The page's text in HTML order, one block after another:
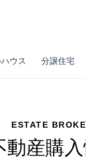
ウス 分譲住宅
ESTATE
動産購